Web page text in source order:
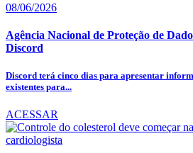
08/06/2026
Agência Nacional de Proteção de
Discord
Discord terá cinco dias para apresentar
existentes para...
ACESSAR